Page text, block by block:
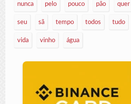
nunca pelo pouco pão quer
seu sã tempo todos tudo
vida vinho água